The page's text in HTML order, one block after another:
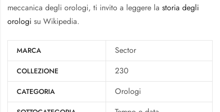
meccanica degli orologi, ti invito a leggere la storia degli
orologi su Wikipedia.
MARCA Sector
COLLEZIONE 230
CATEGORIA Orologi